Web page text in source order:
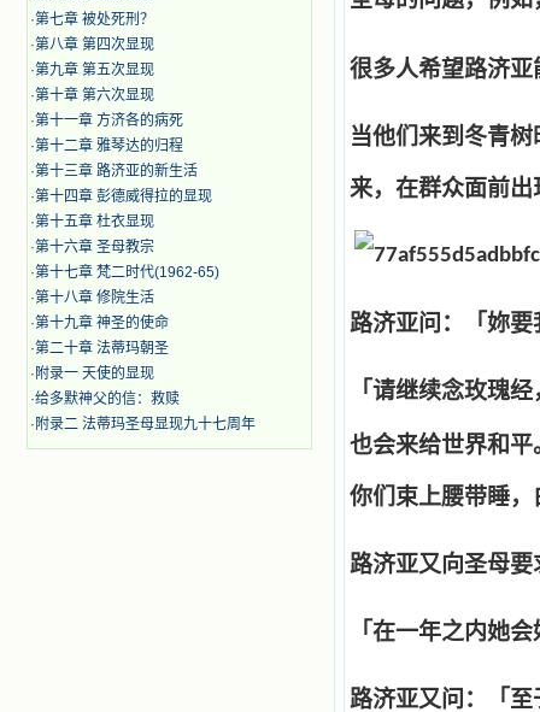
·第七章 被处死刑？
·第八章 第四次显现
·第九章 第五次显现
·第十章 第六次显现
·第十一章 方济各的病死
·第十二章 雅琴达的归程
·第十三章 路济亚的新生活
·第十四章 彭德威得拉的显现
·第十五章 杜衣显现
·第十六章 圣母教宗
·第十七章 梵二时代(1962-65)
·第十八章 修院生活
·第十九章 神圣的使命
·第二十章 法蒂玛朝圣
· 附录一 天使的显现
·给多默神父的信：救赎
· 附录二 法蒂玛圣母显现九十七周年
很多人希望路济
当他们来到冬青
来，在群众面前
路济亚问：「妳
「请继续念玫瑰
也会来给世界和
你们束上腰带睡
路济亚又向圣母
「在一年之内她
路济亚又问：「